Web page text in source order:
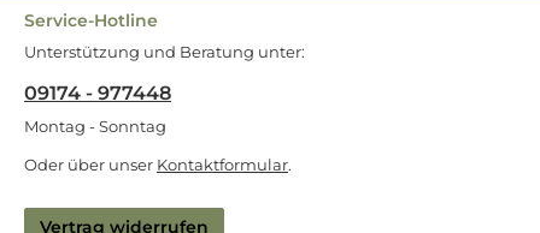
Service-Hotline
Unterstützung und Beratung unter:
09174 - 977448
Montag - Sonntag
Oder über unser Kontaktformular.
Vertrag widerrufen